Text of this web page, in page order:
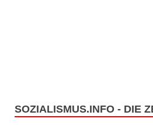
SOZIALISMUS.INFO - DIE